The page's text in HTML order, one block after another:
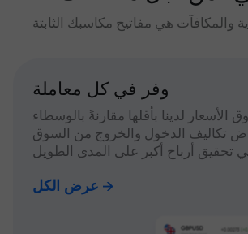
والمكافآت هي مفاتيح مكاسبك الثابتة
وفر في كل معاملة
الأسعار لدينا بأقلها مقارنةً بالوسطاء
تكاليف الدخول والخروج من السوق
عرض الكل